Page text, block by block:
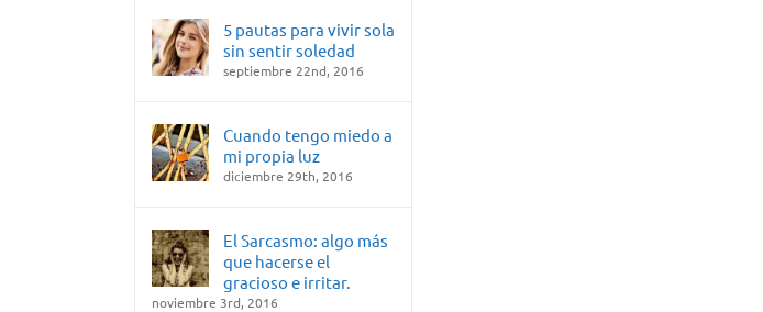
5 pautas para vivir sola
sin sentir soledad
septiembre 22nd, 2016
Cuando tengo miedo a
mi propia luz
diciembre 29th, 2016
El Sarcasmo: algo más
que hacerse el
gracioso e irritar.
noviembre 3rd, 2016